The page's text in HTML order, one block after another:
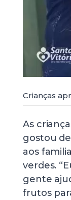
Crianças
As
gostou
aos
verdes.
gente
frutos